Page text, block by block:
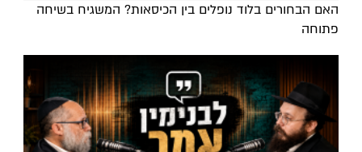
האם הבחורים בלוד נופלים בין הכיסאות? המשגיח בשיחה
פתוחה